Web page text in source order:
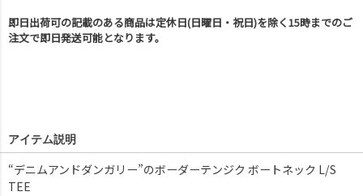
即日出荷可の記載のある商品は定休日(日曜日・祝日)を除く15時までのご
注文で即日発送可能となります。
アイテム説明
“デニムアンドダンガリー”のボーダーテンジク ボートネック L/S
TEE